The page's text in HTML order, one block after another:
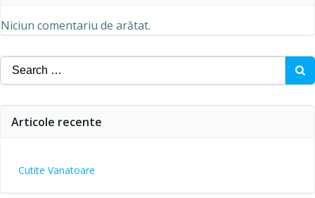
Niciun comentariu de arătat.
Search
for:
Articole recente
Cutite Vanatoare